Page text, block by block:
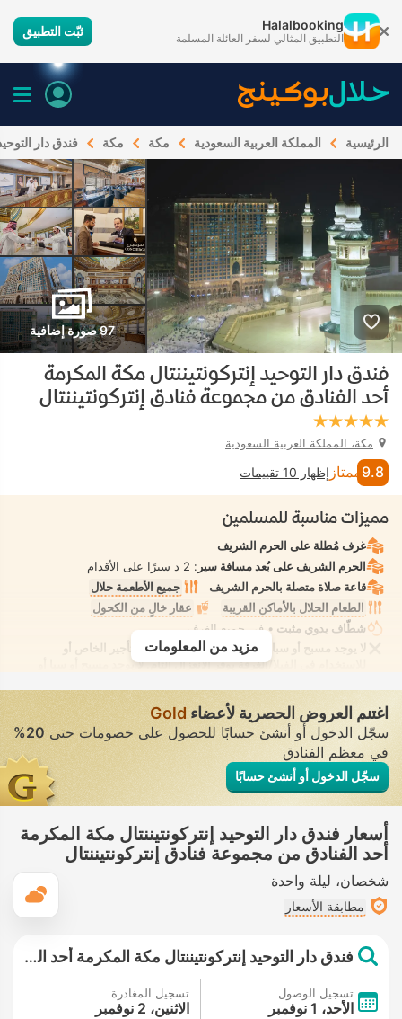
Halalbooking
التطبيق المثالي لسفر العائلة المسلمة ثبّت التطبيق
الرئيسية المملكة العربية السعودية مكة مكة فندق دار
97 صورة إضافية
فندق دار التوحيد إنتركونتيننتال مكة المكرمة
أحد الفنادق من مجموعة فنادق إنتركونتيننتال
مكة، المملكة العربية السعودية
9.8 ممتاز إظهار 10 تقييمات
مميزات مناسبة للمسلمين
غرف مُطلة على الحرم الشريف
الحرم الشريف على بُعد مسافة سير : 2 د سيرًا على الأقدام
قاعة صلاة متصلة بالحرم الشريف
جميع الأطعمة حلال
الطعام الحلال بالأماكن القريبة
عقار خالٍ من الكحول
شطّاف يدوي مثبت • في جميع الغرف
لا يوجد مسبح أو سبا أو شاطئ للسيدات فقط أو للتأجير الخاص أو
للاستخدام في الفيلا/الغرفة يوفر الانعزال التام. لا يوجد مسبح أو سبا أو
مزيد من المعلومات
اغتنم العروض الحصرية لأعضاء Gold
سجّل الدخول أو أنشئ حسابًا للحصول على خصومات حتى20%
في معظم الفنادق
سجّل الدخول أو أنشئ حسابًا
أسعار فندق دار التوحيد إنتركونتيننتال مكة المكرمة
أحد الفنادق من مجموعة فنادق إنتركونتيننتال
شخصان ليلة واحدة
مطابقة الأسعار
فندق دار التوحيد إنتركونتيننتال مكة المكرمة أحد الفنادق من مجموعة فنادق إنتركونتيننتال
تسجيل الوصول
الأحد، 1 نوفمبر
تسجيل المغادرة
الاثنين، 2 نوفمبر